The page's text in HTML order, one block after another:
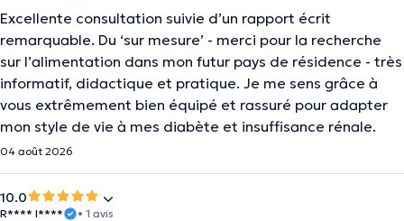
Excellente consultation suivie d’un rapport écrit
remarquable. Du ‘sur mesure’ - merci pour la recherche
sur l’alimentation dans mon futur pays de résidence - très
informatif, didactique et pratique. Je me sens grâce à
vous extrêmement bien équipé et rassuré pour adapter
mon style de vie à mes diabète et insuffisance rénale.
04 août 2026
10.0
R**** I**** • 1 avis